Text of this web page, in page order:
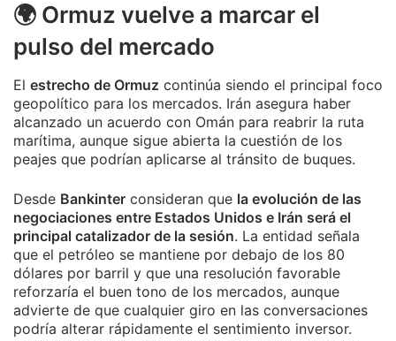
🌍 Ormuz vuelve a marcar el
pulso del mercado
El estrecho de Ormuz continúa siendo el principal foco
geopolítico para los mercados. Irán asegura haber
alcanzado un acuerdo con Omán para reabrir la ruta
marítima, aunque sigue abierta la cuestión de los
peajes que podrían aplicarse al tránsito de buques.
Desde Bankinter consideran que la evolución de las
negociaciones entre Estados Unidos e Irán será el
principal catalizador de la sesión. La entidad señala
que el petróleo se mantiene por debajo de los 80
dólares por barril y que una resolución favorable
reforzaría el buen tono de los mercados, aunque
advierte de que cualquier giro en las conversaciones
podría alterar rápidamente el sentimiento inversor.